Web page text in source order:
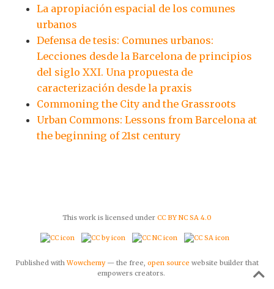
La apropiación espacial de los comunes
urbanos
Defensa de tesis: Comunes urbanos:
Lecciones desde la Barcelona de principios
del siglo XXI. Una propuesta de
caracterización desde la praxis
Commoning the City and the Grassroots
Urban Commons: Lessons from Barcelona at
the beginning of 21st century
This work is licensed under CC BY NC SA 4.0
Published withWowchemy— the free, open source website builder that
empowers creators.